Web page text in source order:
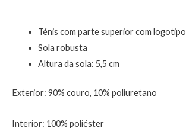
Ténis com parte superior com logotipo
Sola robusta
Altura da sola: 5,5 cm
Exterior: 90% couro, 10% poliuretano
Interior: 100% poliéster